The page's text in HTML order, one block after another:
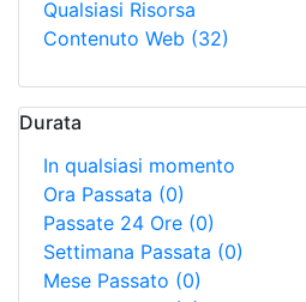
Qualsiasi Risorsa
Contenuto Web (32)
Durata
In qualsiasi momento
Ora Passata (0)
Passate 24 Ore (0)
Settimana Passata (0)
Mese Passato (0)